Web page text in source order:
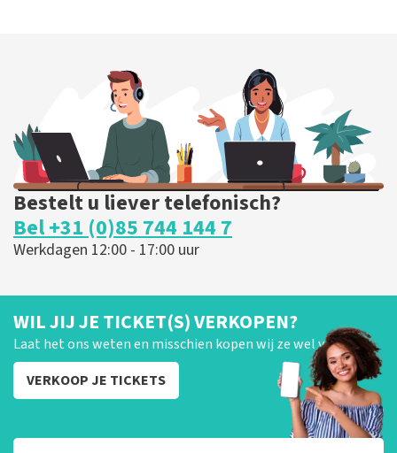
Bestelt u liever telefonisch?
Bel +31 (0)85 744 144 7
Werkdagen 12:00 - 17:00 uur
WIL JIJ JE TICKET(S) VERKOPEN?
Laat het ons weten en misschien kopen wij ze wel van je!
VERKOOP JE TICKETS